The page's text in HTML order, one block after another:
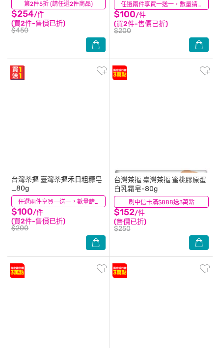
第2件5折 (請任選2件商品)
$254/件
(買2件-售價已折)
$450
(0) 任選兩件享買一送一，數量請選2件
$100/件
(買2件-售價已折)
$200
(0)
任選兩件享買一送一，數量請選2件
台灣茶摳 臺灣茶摳禾日粗糠皂
_80g
$100/件
(買2件-售價已折)
$200
(0) 刷中信卡滿$888送3萬點
台灣茶摳 臺灣茶摳 蜜桃膠原蛋
白乳霜皂-80g
$152/件
(售價已折)
$250
(0)